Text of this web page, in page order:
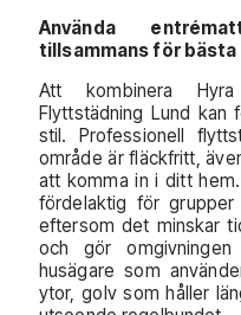
Använda
tillsammans för
Att kombinera
Flyttstädning Lund
stil. Professionell
område är fläckfritt,
att komma in i ditt
fördelaktig för
eftersom det minskar
och gör
husägare som
ytor, golv som håller